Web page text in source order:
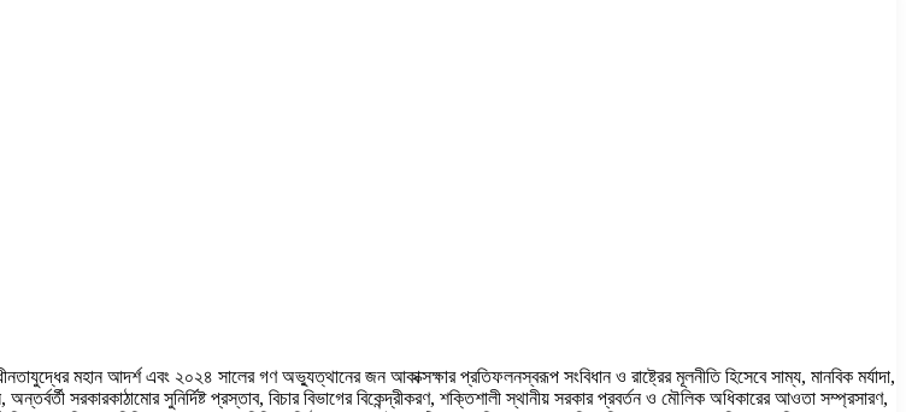
মহান আদর্শ এবং ২০২৪ সালের গণ অভ্যুত্থানের জন আকাক্সক্ষার প্রতিফলনস্বরূপ সংবিধান ও রাষ্ট্রের মূলনীতি হিসেবে সাম্য, মানবিক মর্যাদা,
সরকারকাঠামোর সুনির্দিষ্ট প্রস্তাব, বিচার বিভাগের বিকেন্দ্রীকরণ, শক্তিশালী স্থানীয় সরকার প্রবর্তন ও মৌলিক অধিকারের আওতা সম্প্রসারণ,